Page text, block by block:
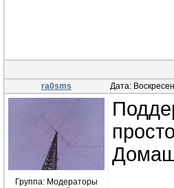
ra0sms Дата:
Группа: Модераторы